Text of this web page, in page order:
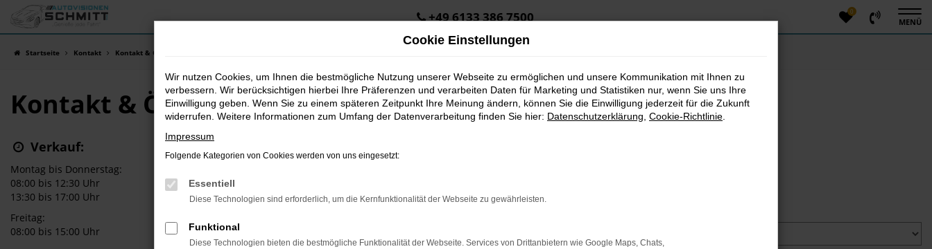
Zum
Hauptinhalt
+49 6133 386 7500 0
MENÜ
Startseite Kontakt Kontakt & Öffnungszeiten
Kontakt & Öffnungszeiten
Verkauf:
Montag bis Donnerstag:
08:00 bis 12:30 Uhr
13:30 bis 17:00 Uhr
Freitag:
08:00 bis 15:00 Uhr
Cookie Einstellungen
Wir nutzen Cookies, um Ihnen die bestmögliche Nutzung unserer Webseite zu ermöglichen und unsere Kommunikation mit Ihnen zu
verbessern. Wir berücksichtigen hierbei Ihre Präferenzen und verarbeiten Daten für Marketing und Statistiken nur, wenn Sie uns Ihre
Einwilligung geben. Wenn Sie zu einem späteren Zeitpunkt Ihre Meinung ändern, können Sie die Einwilligung jederzeit für die Zukunft
widerrufen. Weitere Informationen zum Umfang der Datenverarbeitung finden Sie hier: Datenschutzerklärung Cookie-Richtlinie
Impressum
Folgende Kategorien von Cookies werden von uns eingesetzt:
Essentiell
Diese Technologien sind erforderlich, um die Kernfunktionalität der Webseite zu gewährleisten.
Funktional
Diese Technologien bieten die bestmögliche Funktionalität der Webseite. Services von Drittanbietern wie Google Maps, Chats,